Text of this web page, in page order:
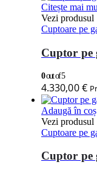
Citește mai
Vezi produsul
Cuptoare pe
Cuptor pe
0out of 5
4.330,00€
Adaugă în coș
Vezi produsul
Cuptoare pe
Cuptor pe